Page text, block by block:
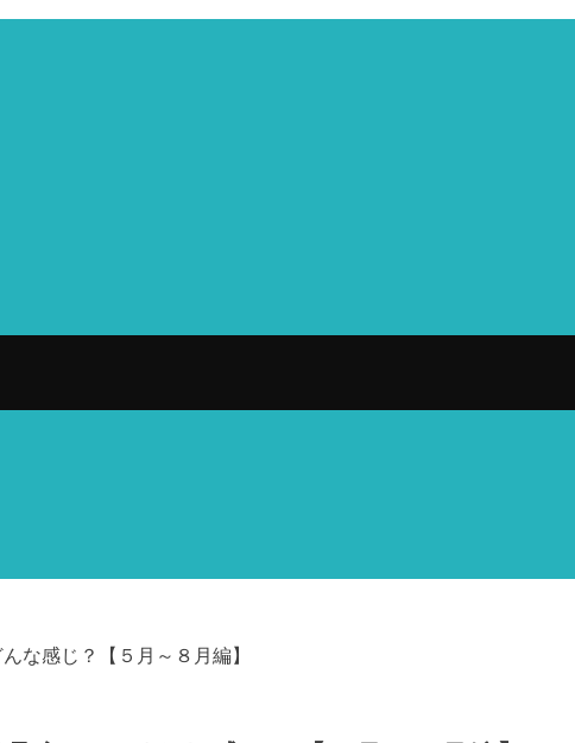
な感じ？【５月～８月編】